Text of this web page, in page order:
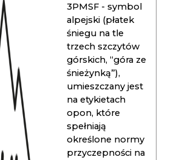
3PMSF - symbol
alpejski (płatek
śniegu na tle
trzech szczytów
górskich, “góra ze
śnieżynką”),
umieszczany jest
na etykietach
opon, które
spełniają
określone normy
przyczepności na